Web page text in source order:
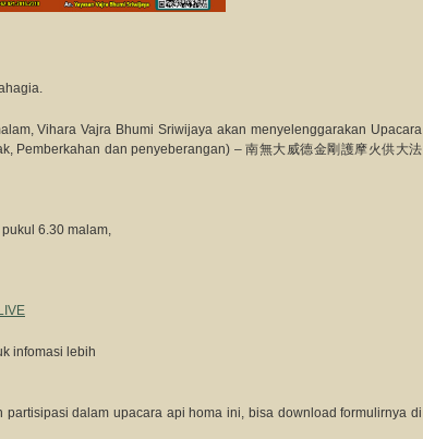
Vihara Vajra Bhumi Sriwijaya akan menyelenggarakan Upacara
Pemberkahan dan penyeberangan) – 南無大威德金剛護摩火供大法
6.30 malam,
LIVE
infomasi lebih
dalam upacara api homa ini, bisa download formulirnya di